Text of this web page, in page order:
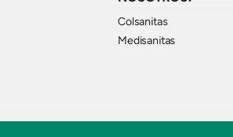
Colsanitas
Medisanitas